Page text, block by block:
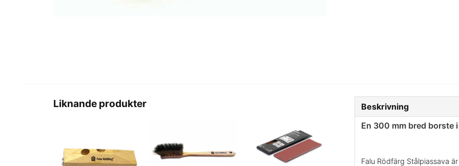
Liknande produkter
Beskrivning
En 300 mm bred borste
Falu Rödfärg Stålpiassava